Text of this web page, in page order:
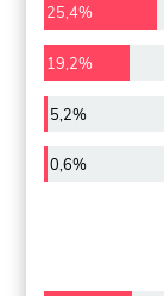
25,4%
19,2%
5,2%
0,6%